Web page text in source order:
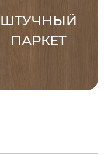
ШТУЧНЫЙ
ПАРКЕТ